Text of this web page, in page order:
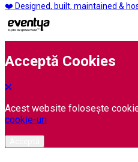
❤️ Designed, built, maintained &
Acceptă Cookies
Acest website folosește
cookie-uri